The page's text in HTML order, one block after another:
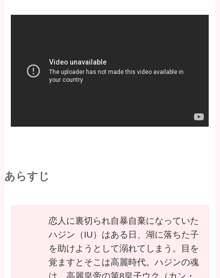
あらすじ
恋人に裏切られ自暴自棄になっていた
ハジン（IU）はある日、湖に落ちた子
を助けようとして溺れてしまう。目を
覚ますとそこは高麗時代。ハジンの魂
は、高麗皇帝の第8皇子ウク（カン・